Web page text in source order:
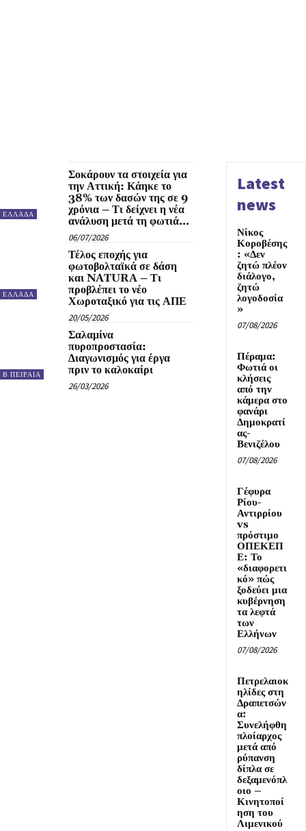
ΕΛΛΑΔΑ
Σοκάρουν τα στοιχεία για
την Αττική: Κάηκε το
38% των δασών της σε 9
χρόνια – Τι δείχνει η νέα
ανάλυση μετά τη φωτιά...
06/07/2026
ΕΛΛΑΔΑ
Τέλος εποχής για
φωτοβολταϊκά σε δάση
και NATURA – Τι
προβλέπει το νέο
Χωροταξικό για τις ΑΠΕ
20/05/2026
Β ΠΕΙΡΑΙΑ
Σαλαμίνα
πυροπροστασία:
Διαγωνισμός για έργα
πριν το καλοκαίρι
26/03/2026
Latest
news
Νίκος
Κοροβέσης
: «Δεν
ζητώ πλέον
διάλογο,
ζητώ
λογοδοσία
»
07/08/2026
Πέραμα:
Φωτιά οι
κλήσεις
από την
κάμερα στο
φανάρι
Δημοκρατί
ας-
Βενιζέλου
07/08/2026
Γέφυρα
Ρίου-
Αντιρρίου
vs
πρόστιμο
ΟΠΕΚΕΠ
Ε: Το
«διαφορετι
κό» πώς
ξοδεύει μια
κυβέρνηση
τα λεφτά
των
Ελλήνων
07/08/2026
Πετρελαιοκ
ηλίδες στη
Δραπετσών
α:
Συνελήφθη
πλοίαρχος
μετά από
ρύπανση
δίπλα σε
δεξαμενόπλ
οιο –
Κινητοποί
ηση του
Λιμενικού